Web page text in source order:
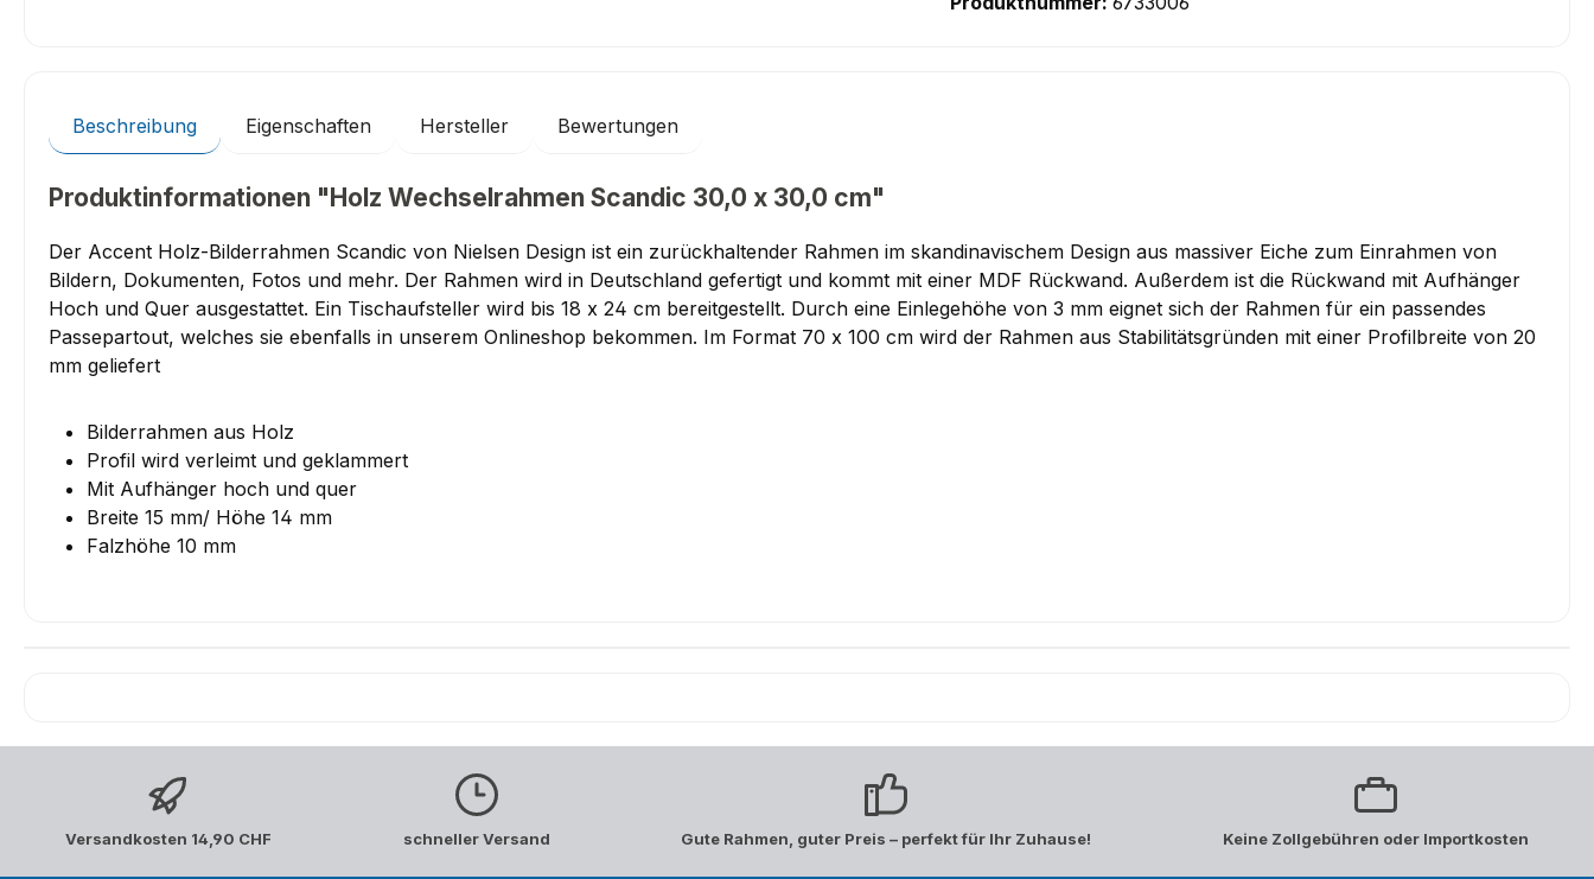
Beschreibung Eigenschaften Hersteller Bewertungen
Produktinformationen "Holz Wechselrahmen Scandic 30,0 x 30,0 cm"
Der Accent Holz-Bilderrahmen Scandic von Nielsen Design ist ein zurückhaltender Rahmen im skandinavischem Design aus massiver Eiche zum Einrahmen von
Bildern, Dokumenten, Fotos und mehr. Der Rahmen wird in Deutschland gefertigt und kommt mit einer MDF Rückwand. Außerdem ist die Rückwand mit Aufhänger
Hoch und Quer ausgestattet. Ein Tischaufsteller wird bis 18 x 24 cm bereitgestellt. Durch eine Einlegehöhe von 3 mm eignet sich der Rahmen für ein passendes
Passepartout, welches sie ebenfalls in unserem Onlineshop bekommen. Im Format 70 x 100 cm wird der Rahmen aus Stabilitätsgründen mit einer Profilbreite von 20
mm geliefert
Bilderrahmen aus Holz
Profil wird verleimt und geklammert
Mit Aufhänger hoch und quer
Breite 15 mm/ Höhe 14 mm
Falzhöhe 10 mm
Versandkosten 14,90 CHF schneller Versand Gute Rahmen, guter Preis – perfekt für Ihr Zuhause! Keine Zollgebühren oder Importkosten